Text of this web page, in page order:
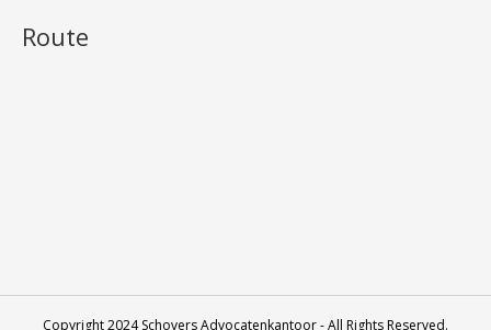
Route
Copyright 2024 Schovers Advocatenkantoor - All Rights Reserved.